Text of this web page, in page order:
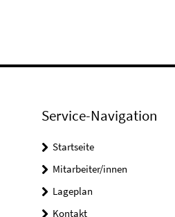
Service-Navigation
Startseite
Mitarbeiter/innen
Lageplan
Kontakt